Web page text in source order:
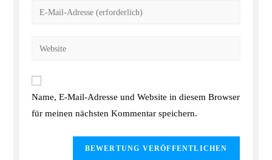
Name, E-Mail-Adresse und Website in diesem Browser
für meinen nächsten Kommentar speichern.